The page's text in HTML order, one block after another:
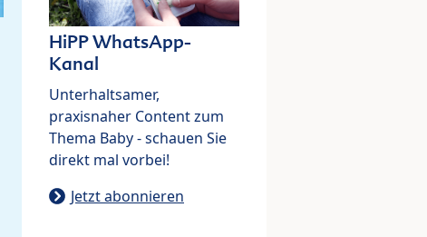
HiPP WhatsApp-
Kanal
Unterhaltsamer,
praxisnaher Content zum
Thema Baby - schauen Sie
direkt mal vorbei!
Jetzt abonnieren